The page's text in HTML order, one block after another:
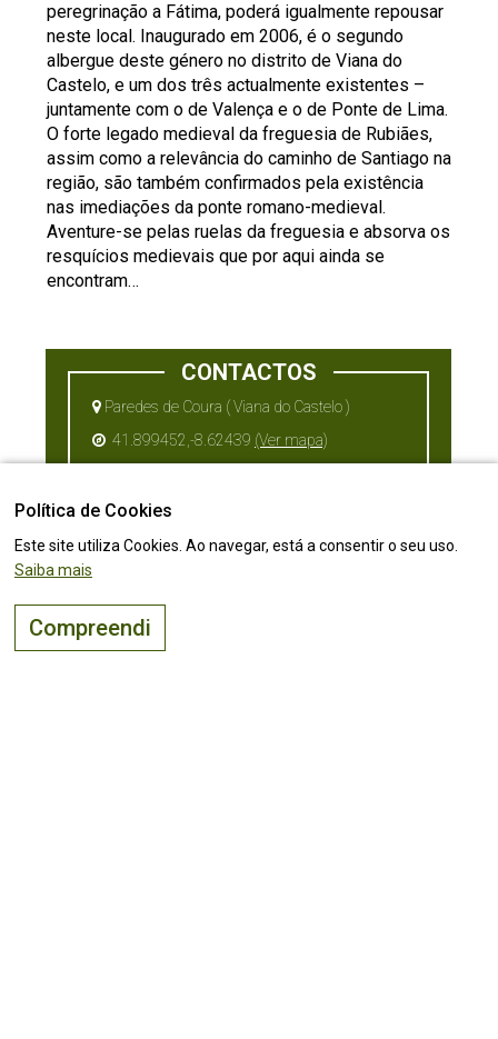
peregrinação a Fátima, poderá igualmente repousar
neste local. Inaugurado em 2006, é o segundo
albergue deste género no distrito de Viana do
Castelo, e um dos três actualmente existentes –
juntamente com o de Valença e o de Ponte de Lima.
O forte legado medieval da freguesia de Rubiães,
assim como a relevância do caminho de Santiago na
região, são também confirmados pela existência
nas imediações da ponte romano-medieval.
Aventure-se pelas ruelas da freguesia e absorva os
resquícios medievais que por aqui ainda se
encontram…
CONTACTOS
Paredes de Coura ( Viana do Castelo )
41.899452,-8.62439 (Ver mapa)
Política de Cookies
Este site utiliza Cookies. Ao navegar, está a consentir o seu uso.
Saiba mais
Compreendi